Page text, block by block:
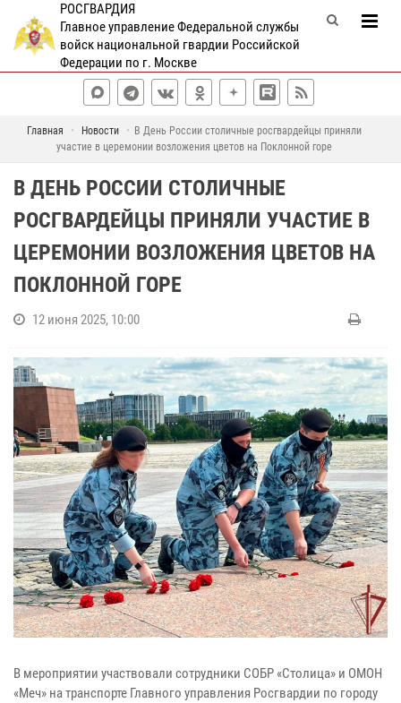
РОСГВАРДИЯ
Главное управление Федеральной службы
войск национальной гвардии Российской
Федерации по г. Москве
Главная Новости
В День России столичные росгвардейцы приняли
участие в церемонии возложения цветов на Поклонной горе
В ДЕНЬ РОССИИ СТОЛИЧНЫЕ
РОСГВАРДЕЙЦЫ ПРИНЯЛИ УЧАСТИЕ В
ЦЕРЕМОНИИ ВОЗЛОЖЕНИЯ ЦВЕТОВ НА
ПОКЛОННОЙ ГОРЕ
12 июня 2025, 10:00
В мероприятии участвовали сотрудники СОБР «Столица» и ОМОН
«Меч» на транспорте Главного управления Росгвардии по городу